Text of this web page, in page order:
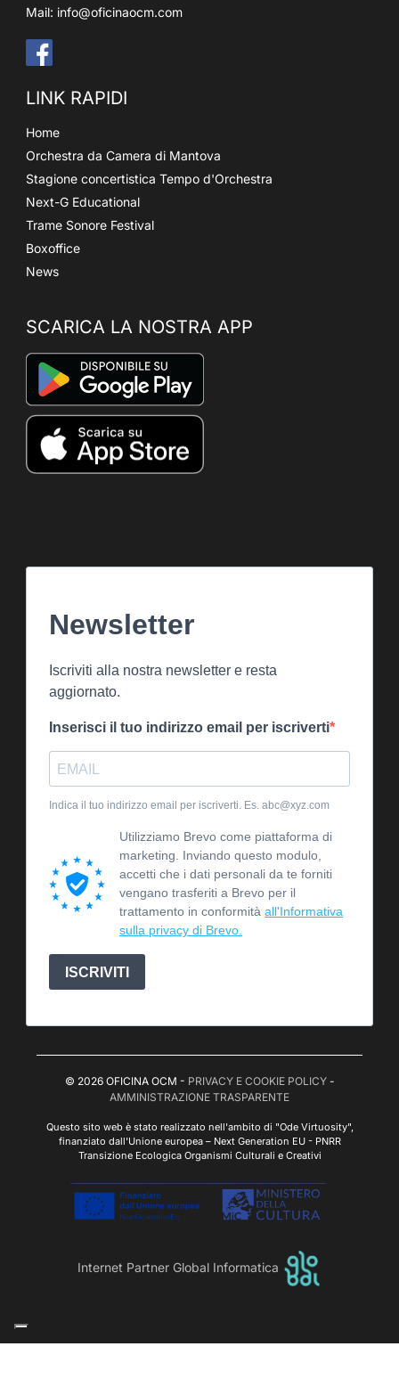
Mail: info@oficinaocm.com
LINK RAPIDI
Home
Orchestra da Camera di Mantova
Stagione concertistica Tempo d'Orchestra
Next-G Educational
Trame Sonore Festival
Boxoffice
News
SCARICA LA NOSTRA APP
Newsletter
Iscriviti alla nostra newsletter e resta
aggiornato.
Inserisci il tuo indirizzo email per iscriverti
Indica il tuo indirizzo email per iscriverti. Es. abc@xyz.com
Utilizziamo Brevo come piattaforma di
marketing. Inviando questo modulo,
accetti che i dati personali da te forniti
vengano trasferiti a Brevo per il
trattamento in conformità all'Informativa
sulla privacy di Brevo.
ISCRIVITI
© 2026 OFICINA OCM - PRIVACY E COOKIE POLICY-
AMMINISTRAZIONE TRASPARENTE
Questo sito web è stato realizzato nell'ambito di "Ode Virtuosity",
finanziato dall'Unione europea – Next Generation EU - PNRR
Transizione Ecologica Organismi Culturali e Creativi
Internet Partner Global Informatica